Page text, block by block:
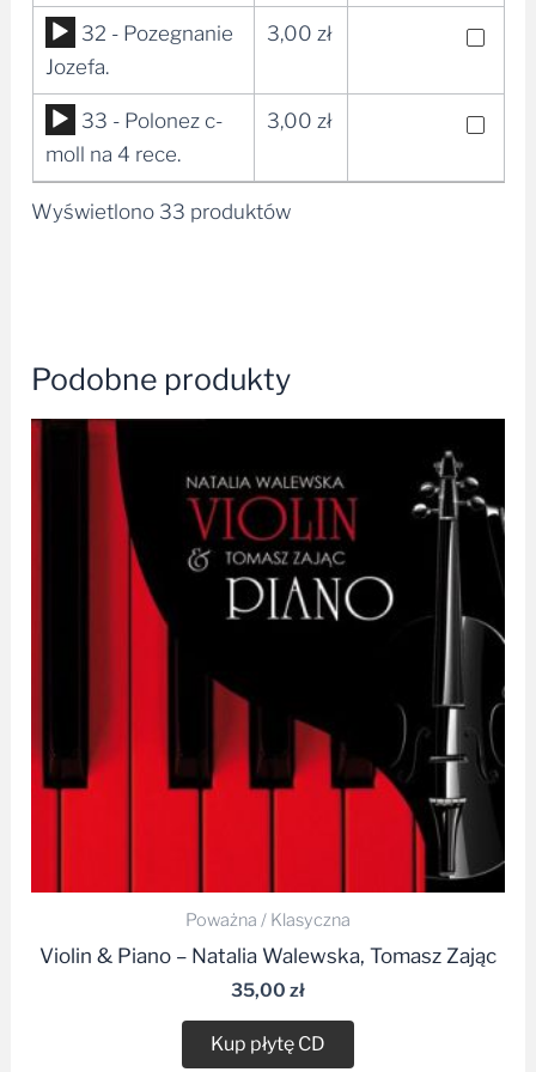
dźwiękowych
Odtwarzacz
plików
dźwiękowych
32 - Pozegnanie
Jozefa.
3,00 zł
Odtwarzacz
plików
dźwiękowych
33 - Polonez c-
moll na 4 rece.
3,00 zł
Wyświetlono 33 produktów
Podobne produkty
Poważna / Klasyczna
Violin & Piano – Natalia Walewska, Tomasz Zając
35,00 zł
Kup płytę CD